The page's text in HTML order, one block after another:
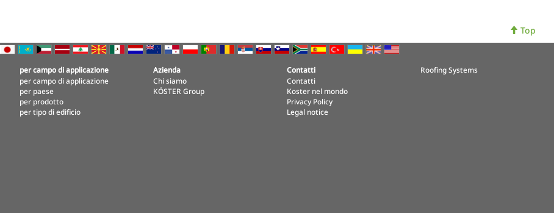
Top
per campo di applicazione
per campo di applicazione
per paese
per prodotto
per tipo di edificio
Azienda
Chi siamo
KÖSTER Group
Contatti
Contatti
Koster nel mondo
Privacy Policy
Legal notice
Roofing Systems